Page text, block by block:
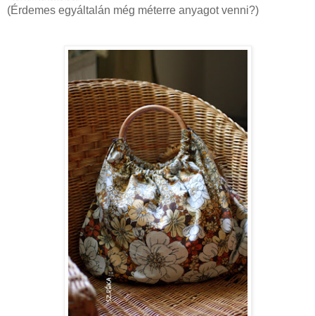
(Érdemes egyáltalán még méterre anyagot venni?)